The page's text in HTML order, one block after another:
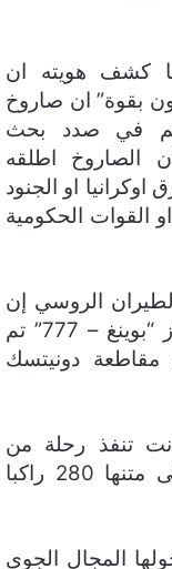
كشف هويته ان
بقوة” ان صاروخ
اسقط البوينغ 777 وهم في صدد بحث
الصاروخ اطلقه
او الجنود
القوات الحكومية
الروسي إن
طائرة ركاب مدنية ماليزية من طراز “بوينغ – 777” تم
10 كلم في مقاطعة دونيتسك
تنفذ رحلة من
أمستردام إلى كوالالمبور، وكان على متنها 280 راكبا
كلم قبل دخولها المجال الجوي